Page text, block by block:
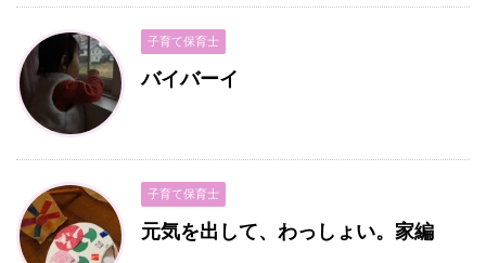
子育て保育士
バイバーイ
子育て保育士
元気を出して、わっしょい。家編